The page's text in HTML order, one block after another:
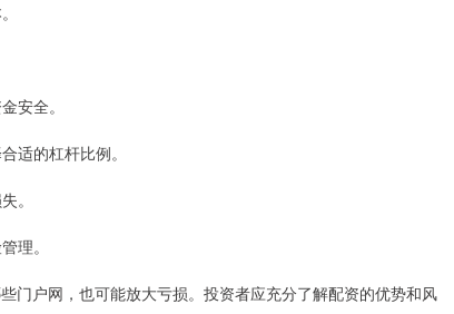
安全。
适的杠杆比例。
。
理。
门户网，也可能放大亏损。投资者应充分了解配资的优势和风